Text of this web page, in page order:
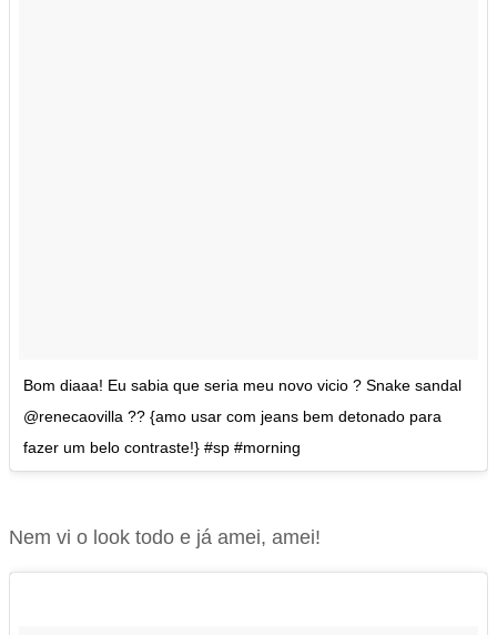
Bom diaaa! Eu sabia que seria meu novo vicio ? Snake sandal
@renecaovilla ?? {amo usar com jeans bem detonado para
fazer um belo contraste!} #sp #morning
Nem vi o look todo e já amei, amei!